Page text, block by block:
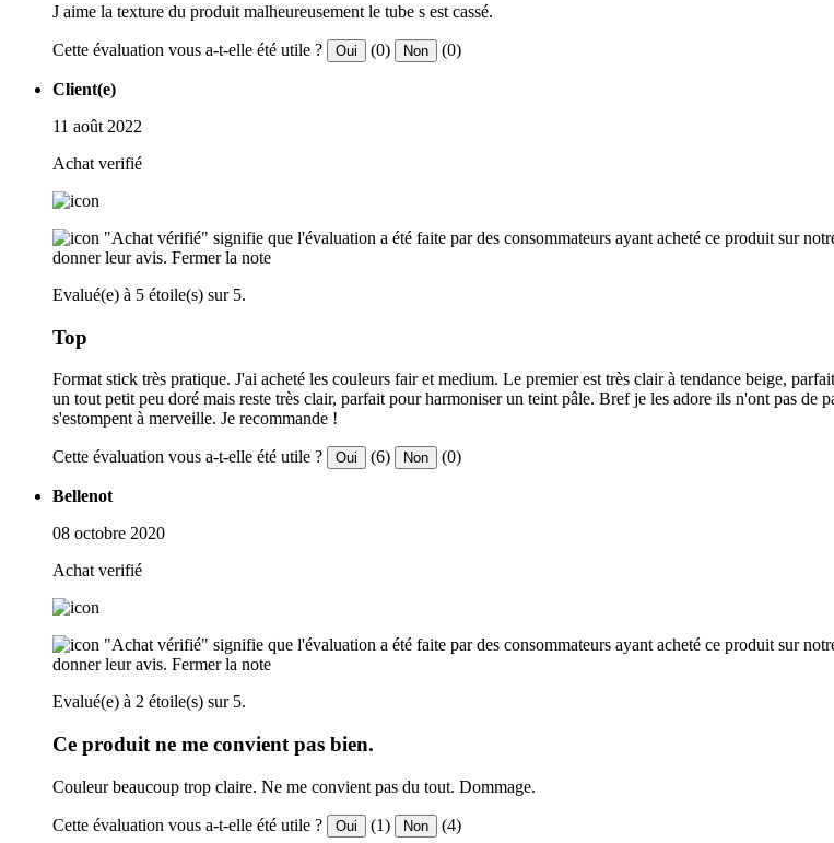
J aime la texture du produit malheureusement le tube s est cassé.
Cette évaluation vous a-t-elle été utile ? Oui (0) Non (0)
Client(e)
11 août 2022
Achat verifié
"Achat vérifié" signifie que l'évaluation a été faite par des consommateurs ayant acheté ce produit sur
donner leur avis. Fermer la note
Evalué(e) à 5 étoile(s) sur 5.
Top
Format stick très pratique. J'ai acheté les couleurs fair et medium. Le premier est très clair à tendance beige,
un tout petit peu doré mais reste très clair, parfait pour harmoniser un teint pâle. Bref je les adore ils n'ont pas
s'estompent à merveille. Je recommande !
Cette évaluation vous a-t-elle été utile ? Oui (6) Non (0)
Bellenot
08 octobre 2020
Achat verifié
"Achat vérifié" signifie que l'évaluation a été faite par des consommateurs ayant acheté ce produit sur
donner leur avis. Fermer la note
Evalué(e) à 2 étoile(s) sur 5.
Ce produit ne me convient pas bien.
Couleur beaucoup trop claire. Ne me convient pas du tout. Dommage.
Cette évaluation vous a-t-elle été utile ? Oui (1) Non (4)